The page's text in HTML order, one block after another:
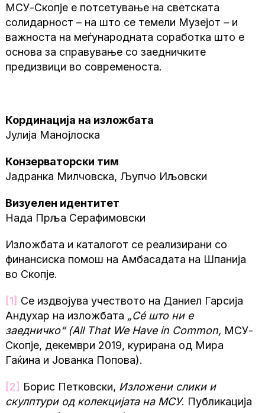
МСУ-Скопје е потсетување на светската
солидарност – на што се темели Музејот – и
важноста на меѓународната соработка што е
основа за справување со заедничките
предизвици во современоста.
Кординација на изложбата
Јулија Манојлоска
Конзерваторски тим
Јадранка Милчовска, Љупчо Иљовски
Визуелен идентитет
Нада Прља Серафимовски
Изложбата и каталогот се реализирани со
финансиска помош на Амбасадата на Шпанија
во Скопје.
[1] Се издвојува учеството на Даниел Гарсија
Андухар на изложбата „Сé што ни е
заедничко“ (All That We Have in Common, МСУ-
Скопје, декември 2019, курирана од Мира
Гаќина и Јованка Попова).
[2] Борис Петковски, Изложени слики и
скулптури од колекцијата на МСУ. Публикација